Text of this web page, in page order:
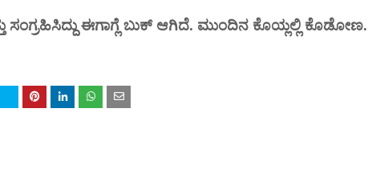
ಸಂಗ್ರಹಿಸಿದ್ದು‌ ಈಗಾಗ್ಲೆ ಬುಕ್‌‌ ಆಗಿದೆ. ಮುಂದಿನ ಕೊಯ್ಲಲ್ಲಿ‌‌ ಕೊಡೋಣ.